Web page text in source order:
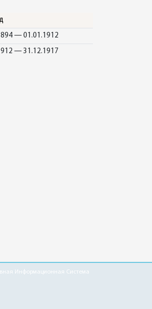
— 01.01.1912
— 31.12.1917
Информационная Система